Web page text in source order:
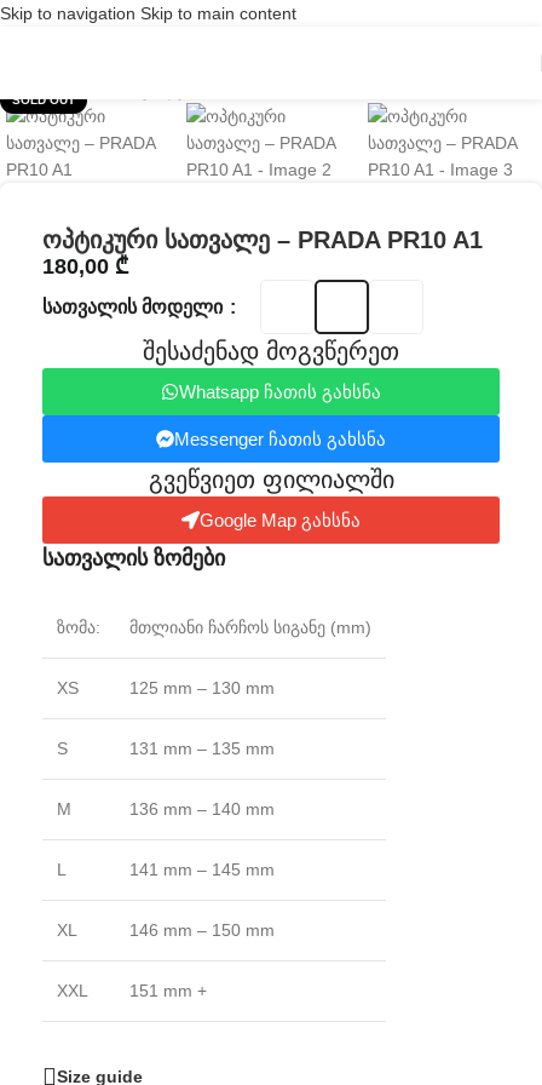
Skip to navigation Skip to main content
SOLD OUT
ოპტიკური სათვალე – PRADA PR10 A1
180,00 ₾
ᲡᲐᲗᲕᲐᲚᲘᲡ ᲛᲝᲓᲔᲚᲘ
შესაძენად მოგვწერეთ
Whatsapp ჩათის გახსნა
Messenger ჩათის გახსნა
გვეწვიეთ ფილიალში​
Google Map გახსნა
სათვალის ზომები
ზომა: მთლიანი ჩარჩოს სიგანე (mm)
XS 125 mm – 130 mm
S 131 mm – 135 mm
M 136 mm – 140 mm
L 141 mm – 145 mm
XL 146 mm – 150 mm
XXL 151 mm +
Size guide